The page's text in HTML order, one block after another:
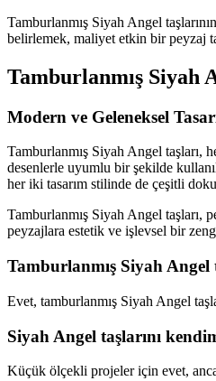
Tamburlanmış Siyah Angel
belirlemek, maliyet etkin bir peyzaj
Tamburlanmış Siyah
Modern ve Geleneksel
Tamburlanmış Siyah Angel taşları,
desenlerle uyumlu bir şekilde
her iki tasarım stilinde de çeşitli
Tamburlanmış Siyah Angel taşları,
peyzajlara estetik ve işlevsel bir
Tamburlanmış Siyah Angel
Evet, tamburlanmış Siyah Angel
Siyah Angel taşlarını
Küçük ölçekli projeler için evet,